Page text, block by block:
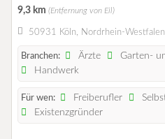
9,3 km (Entfernung von Eil)
50931 Köln, Nordrhein-
Branchen: Ärzte
Garten-
Handwerk
Für wen: Freiberufler
Existenzgründer